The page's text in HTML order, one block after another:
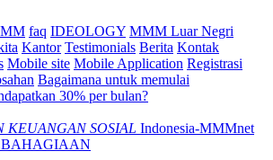
faq IDEOLOGY MMM Luar Negri
Kantor Testimonials Berita Kontak
Mobile site Mobile Application Registrasi
Bagaimana untuk memulai
30% per bulan?
KEUANGAN SOSIAL Indonesia-MMMnet